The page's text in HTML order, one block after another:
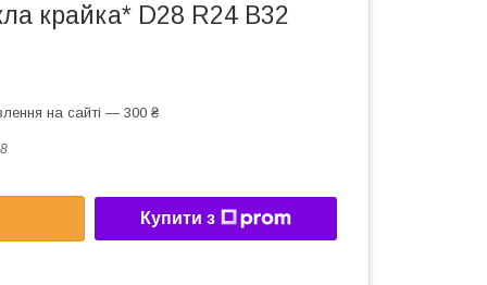
крайка* D28 R24 B32
на сайті — 300 ₴
Купити з